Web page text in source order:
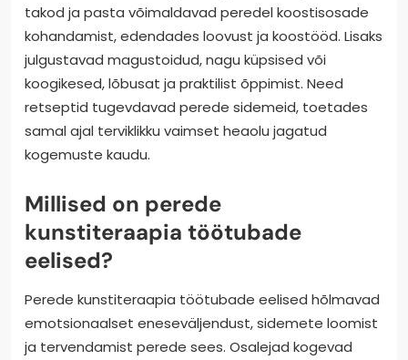
takod ja pasta võimaldavad peredel koostisosade
kohandamist, edendades loovust ja koostööd. Lisaks
julgustavad magustoidud, nagu küpsised või
koogikesed, lõbusat ja praktilist õppimist. Need
retseptid tugevdavad perede sidemeid, toetades
samal ajal terviklikku vaimset heaolu jagatud
kogemuste kaudu.
Millised on perede
kunstiteraapia töötubade
eelised?
Perede kunstiteraapia töötubade eelised hõlmavad
emotsionaalset eneseväljendust, sidemete loomist
ja tervendamist perede sees. Osalejad kogevad